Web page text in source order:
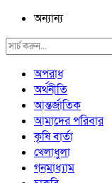
অন্যান্য
অপরাধ
অর্থনীতি
আন্তর্জাতিক
আমাদের পরিবার
কৃষি বার্তা
খেলাধুলা
গনমাধ্যাম